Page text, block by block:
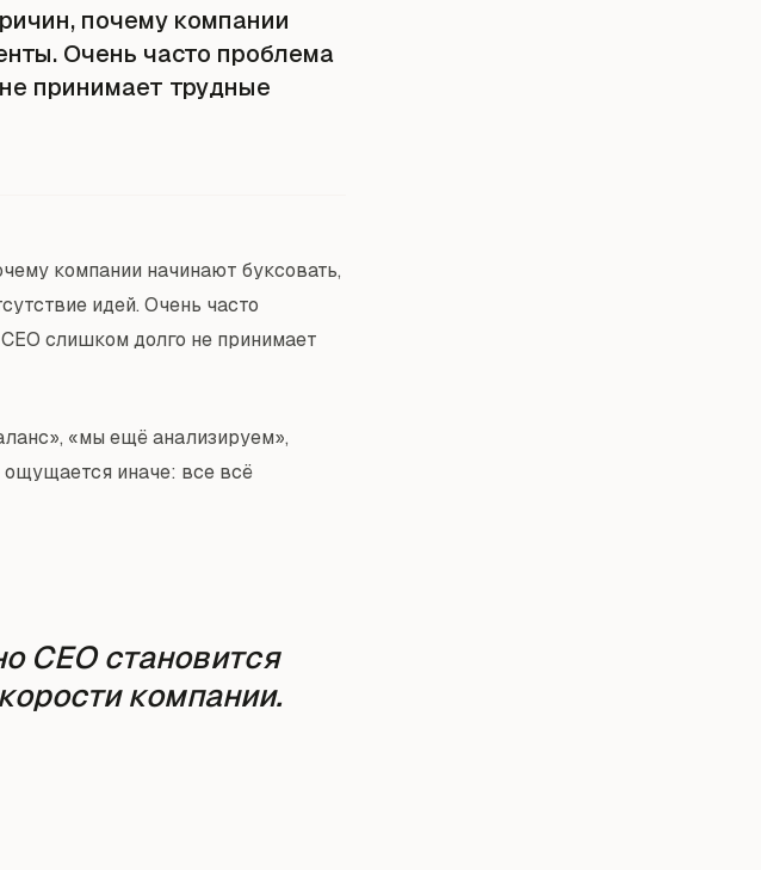
почему компании
Очень часто проблема
принимает трудные
компании начинают буксовать,
идей. Очень часто
слишком долго не принимает
«мы ещё анализируем»,
ощущается иначе: все всё
CEO становится
компании.